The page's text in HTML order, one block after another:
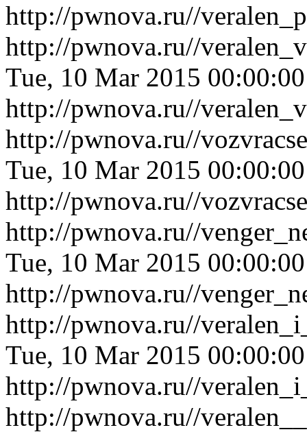
http://pwnova.ru//
http://pwnova.ru//
Tue, 10 Mar 2015
http://pwnova.ru//
http://pwnova.ru//
Tue, 10 Mar 2015
http://pwnova.ru//
http://pwnova.ru//
Tue, 10 Mar 2015
http://pwnova.ru//
http://pwnova.ru//
Tue, 10 Mar 2015
http://pwnova.ru//
http://pwnova.ru//